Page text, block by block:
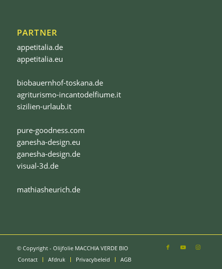
PARTNER
appetitalia.de
appetitalia.eu
biobauernhof-toskana.de
agriturismo-incantodelfiume.it
sizilien-urlaub.it
pure-goodness.com
ganesha-design.eu
ganesha-design.de
visual-3d.de
mathiasheurich.de
© Copyright - Olijfolie MACCHIA VERDE BIO
Contact
Afdruk Privacybeleid AGB